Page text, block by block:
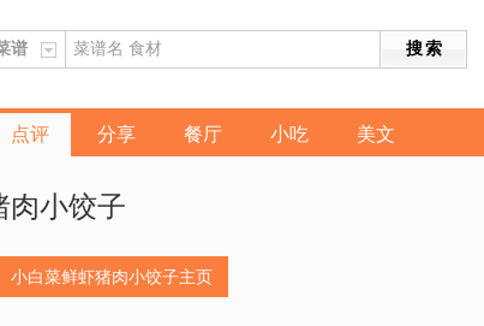
点评 分享 餐厅 小吃 美文
肉小饺子
小白菜鲜虾猪肉小饺子主页